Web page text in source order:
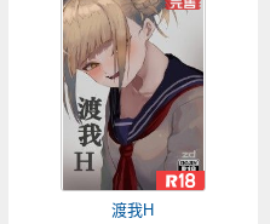
渡我H